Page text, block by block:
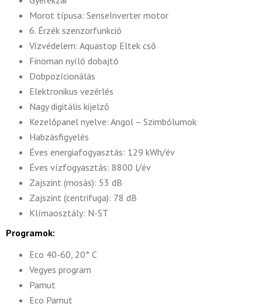
Morot típusa: SenseInverter motor
6. Érzék szenzorfunkció
Vízvédelem: Aquastop Eltek cső
Finoman nyíló dobajtó
Dobpozícionálás
Elektronikus vezérlés
Nagy digitális kijelző
Kezelőpanel nyelve: Angol – Szimbólumok
Habzásfigyelés
Éves energiafogyasztás: 129 kWh/év
Éves vízfogyasztás: 8800 l/év
Zajszint (mosás): 53 dB
Zajszint (centrifuga): 78 dB
Klímaosztály: N-ST
Programok:
Eco 40-60, 20° C
Vegyes program
Pamut
Eco Pamut